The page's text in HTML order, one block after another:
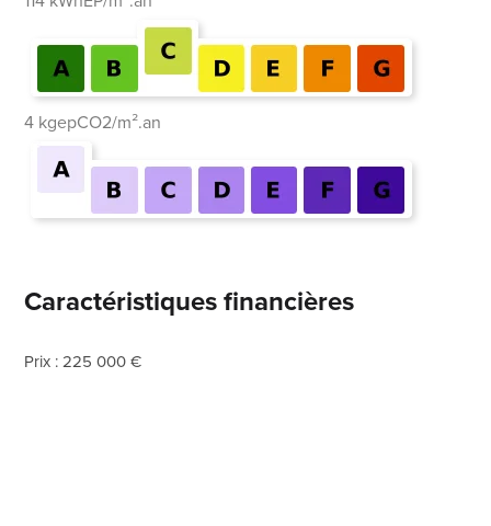
4 kgepCO2/m².an
Caractéristiques financières
Prix : 225 000 €